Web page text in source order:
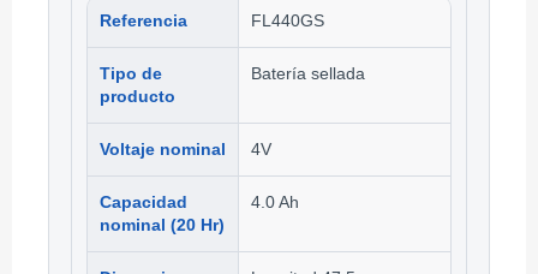
Referencia FL440GS
Tipo de
producto
Batería sellada
Voltaje nominal 4V
Capacidad
nominal (20 Hr)
4.0 Ah